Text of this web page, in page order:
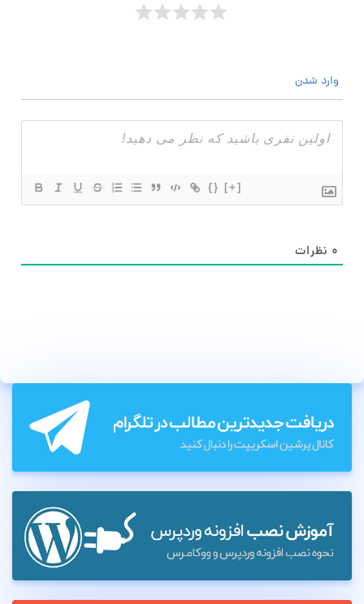
وارد شدن
{} [+]
۰ نظرات